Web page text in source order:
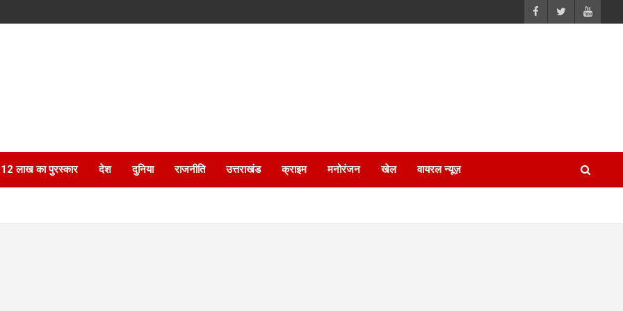
12 लाख का पुरस्कार देश दुनिया राजनीति उत्तराखंड क्राइम मनोरंजन खेल वायरल न्यूज़